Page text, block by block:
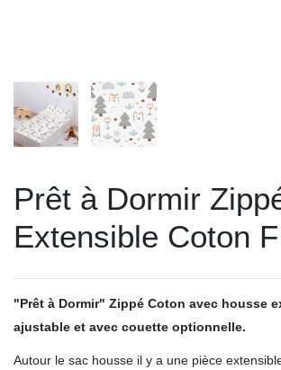
Prêt à Dormir
Extensible Coton
"Prêt à Dormir" Zippé Coton avec housse
ajustable et avec couette optionnelle.
Autour le sac housse il y a une pièce